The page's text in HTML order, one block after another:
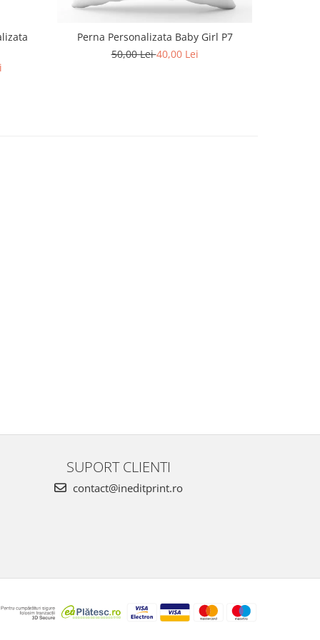
Perna Personalizata Baby Girl P7
50,00 Lei40,00 Lei
SUPORT CLIENTI
contact@ineditprint.ro